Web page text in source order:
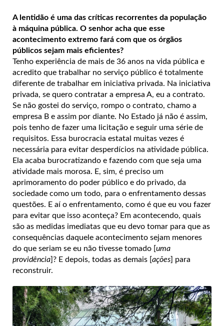
A lentidão é uma das críticas recorrentes da população
à máquina pública. O senhor acha que esse
acontecimento extremo fará com que os órgãos
públicos sejam mais eficientes?
Tenho experiência de mais de 36 anos na vida pública e
acredito que trabalhar no serviço público é totalmente
diferente de trabalhar em iniciativa privada. Na iniciativa
privada, se quero contratar a empresa A, eu a contrato.
Se não gostei do serviço, rompo o contrato, chamo a
empresa B e assim por diante. No Estado já não é assim,
pois tenho de fazer uma licitação e seguir uma série de
requisitos. Essa burocracia estatal muitas vezes é
necessária para evitar desperdícios na atividade pública.
Ela acaba burocratizando e fazendo com que seja uma
atividade mais morosa. E, sim, é preciso um
aprimoramento do poder público e do privado, da
sociedade como um todo, para o enfrentamento dessas
questões. E aí o enfrentamento, como é que eu vou fazer
para evitar que isso aconteça? Em acontecendo, quais
são as medidas imediatas que eu devo tomar para que as
consequências daquele acontecimento sejam menores
do que seriam se eu não tivesse tomado [uma
providência]? E depois, todas as demais [ações] para
reconstruir.